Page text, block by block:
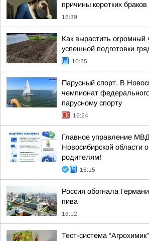
причины коротких
16:39
Как вырастить огромный
успешной подготовки
16:25
Парусный спорт. В
чемпионат
парусному спорту
16:24
Главное управление
Новосибирской области
родителям!
16:15
Россия обогнала
пива
16:12
Тест-система